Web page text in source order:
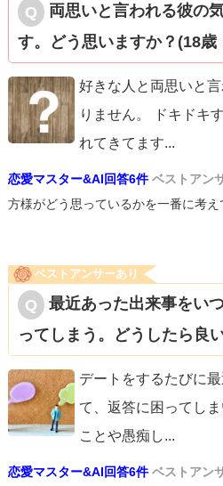
両思いと言われる彼の
す。どう思いますか？(18歳
好きな人と両思いと
りません。 ドキドキ
れてきてます...
恋愛マスター&AI回答6件 ベストアン
方様がどう思っているかを一番に考え
ベストアンサーあり
最近あった出来事をい
ってしまう。どうしたら良
デートをするたびに
て、返答に困ってし
ことや愚痴し...
恋愛マスター&AI回答6件 ベストアン